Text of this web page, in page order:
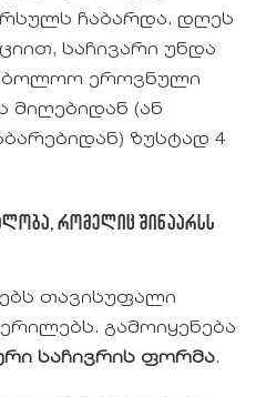
ჩაბარდა. დღეს
საჩივარი უნდა
ეროვნული
მიღებიდან (ან
ზუსტად 4
რომელიც შინაარსს
თავისუფალი
გამოიყენება
საჩივრის ფორმა.